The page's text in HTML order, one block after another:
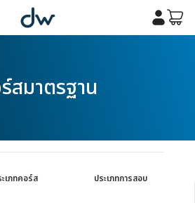
สมาตรฐาน
เภทคอร์ส ประเภทการสอบ